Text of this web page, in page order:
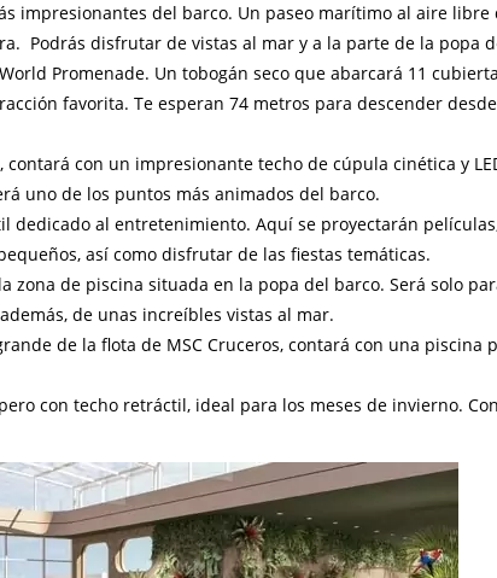
impresionantes del barco. Un paseo marítimo al aire libre
Podrás disfrutar de vistas al mar y a la parte de la popa
Promenade. Un tobogán seco que abarcará 11
favorita. Te esperan 74 metros para descender
, contará con un impresionante techo de cúpula cinética y
uno de los puntos más animados del barco.
dedicado al entretenimiento. Aquí se proyectarán
así como disfrutar de las fiestas temáticas.
zona de piscina situada en la popa del barco. Será solo
de unas increíbles vistas al mar.
de la flota de MSC Cruceros, contará con una piscina
con techo retráctil, ideal para los meses de invierno.